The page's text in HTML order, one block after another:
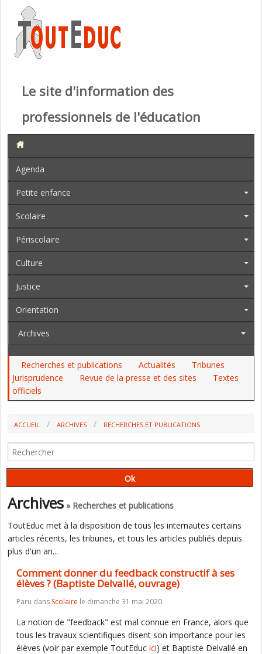
Le site d'information des
professionnels de l'éducation
Agenda
Petite enfance
Scolaire
Périscolaire
Culture
Justice
Orientation
Archives
Recherches et publications Actualités
Tribunes
Jurisprudence
Revue de la presse et des sites
Textes
officiels
ACCUEIL ARCHIVES
RECHERCHES ET PUBLICATIONS
(BAPTISTE DELVALLÉ, OUVRAGE)
Archives » Recherches et publications
ToutEduc met à la disposition de tous les internautes certains
articles récents, les tribunes, et tous les articles publiés depuis
plus d'un an...
Comment donner du feedback constructif à ses
élèves ? (Baptiste Delvallé, ouvrage)
Paru dans Scolaire le dimanche 31 mai 2020.
La notion de "feedback" est mal connue en France, alors que
tous les travaux scientifiques disent son importance pour les
élèves (voir par exemple ToutEduc ici) et Baptiste Delvallé en